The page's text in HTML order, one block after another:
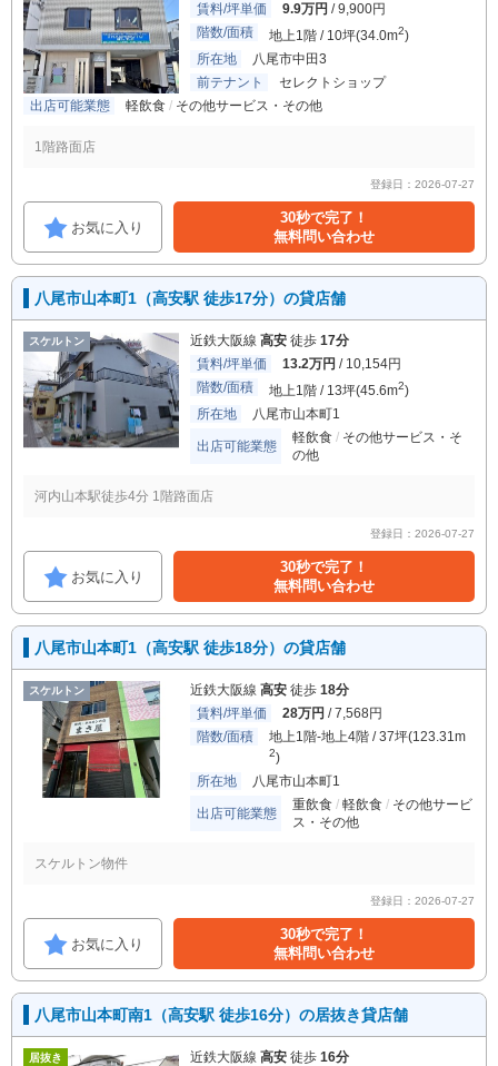
賃料/坪単価
9.9万円 / 9,900円
階数/面積
地上1階 / 10坪(34.0m2)
所在地
八尾市中田3
前テナント
セレクトショップ
出店可能業態
軽飲食 その他サービス・その他
1階路面店
登録日：2026-07-27
お気に入り
30秒で完了！
無料問い合わせ
八尾市山本町1（高安駅 徒歩17分）の貸店舗
スケルトン 近鉄大阪線 高安 徒歩 17分
賃料/坪単価
13.2万円 / 10,154円
階数/面積
地上1階 / 13坪(45.6m2)
所在地
八尾市山本町1
出店可能業態
軽飲食
その他サービス・そ
の他
河内山本駅徒歩4分 1階路面店
登録日：2026-07-27
お気に入り
30秒で完了！
無料問い合わせ
八尾市山本町1（高安駅 徒歩18分）の貸店舗
スケルトン 近鉄大阪線 高安 徒歩 18分
賃料/坪単価
28万円 / 7,568円
階数/面積
地上1階-地上4階 / 37坪(123.31m
2)
所在地
八尾市山本町1
出店可能業態
重飲食 軽飲食
その他サービ
ス・その他
スケルトン物件
登録日：2026-07-27
お気に入り
30秒で完了！
無料問い合わせ
八尾市山本町南1（高安駅 徒歩16分）の居抜き貸店舗
居抜き 近鉄大阪線 高安 徒歩 16分